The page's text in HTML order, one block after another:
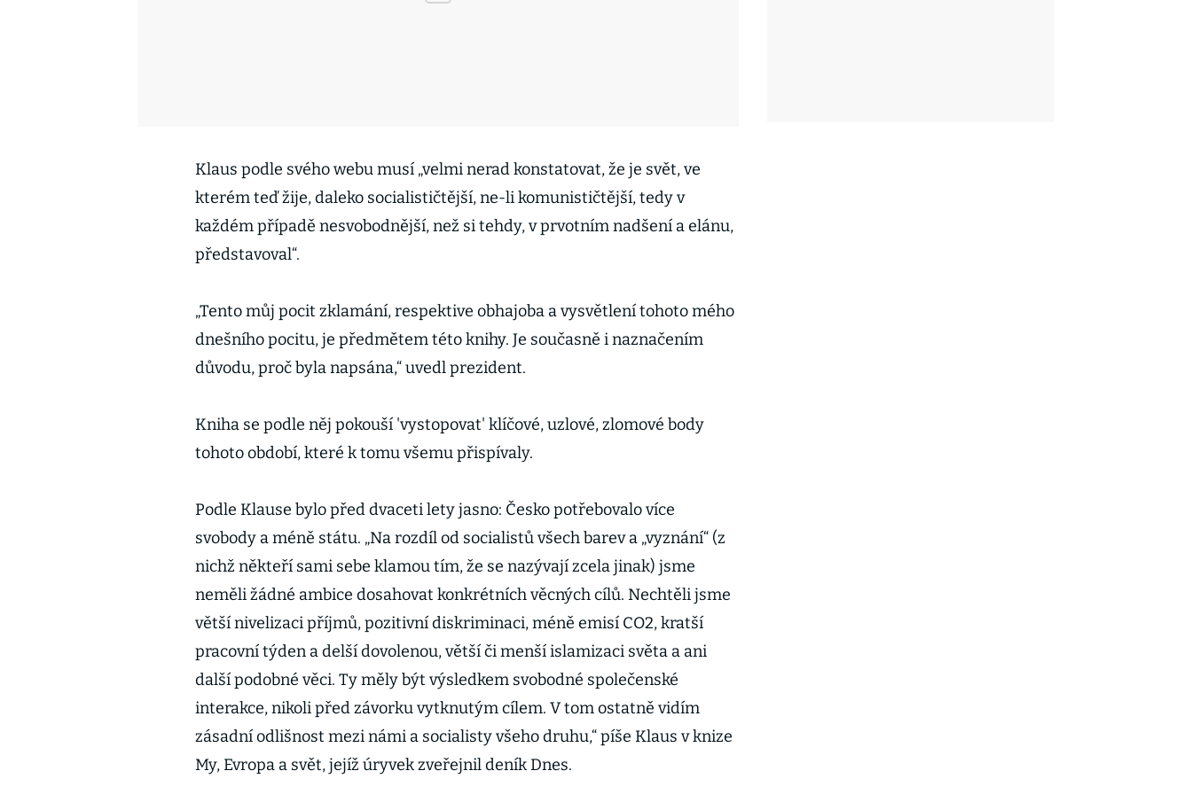
Klaus podle svého webu musí „velmi nerad konstatovat, že je svět, ve
kterém teď žije, daleko socialističtější, ne-li komunističtější, tedy v
každém případě nesvobodnější, než si tehdy, v prvotním nadšení a elánu,
představoval“.
„Tento můj pocit zklamání, respektive obhajoba a vysvětlení tohoto mého
dnešního pocitu, je předmětem této knihy. Je současně i naznačením
důvodu, proč byla napsána,“ uvedl prezident.
Kniha se podle něj pokouší 'vystopovat' klíčové, uzlové, zlomové body
tohoto období, které k tomu všemu přispívaly.
Podle Klause bylo před dvaceti lety jasno: Česko potřebovalo více
svobody a méně státu. „Na rozdíl od socialistů všech barev a „vyznání“ (z
nichž někteří sami sebe klamou tím, že se nazývají zcela jinak) jsme
neměli žádné ambice dosahovat konkrétních věcných cílů. Nechtěli jsme
větší nivelizaci příjmů, pozitivní diskriminaci, méně emisí CO2, kratší
pracovní týden a delší dovolenou, větší či menší islamizaci světa a ani
další podobné věci. Ty měly být výsledkem svobodné společenské
interakce, nikoli před závorku vytknutým cílem. V tom ostatně vidím
zásadní odlišnost mezi námi a socialisty všeho druhu,“ píše Klaus v knize
My, Evropa a svět, jejíž úryvek zveřejnil deník Dnes.